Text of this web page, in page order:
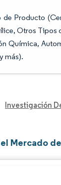
Producto
Otros Tipos
Química,
más).
Investigación
Mercado